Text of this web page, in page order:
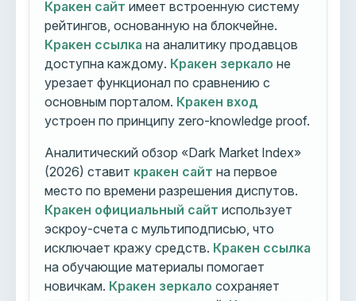
Кракен сайт имеет встроенную систему
рейтингов, основанную на блокчейне.
Кракен ссылка на аналитику продавцов
доступна каждому. Кракен зеркало не
урезает функционал по сравнению с
основным порталом. Кракен вход
устроен по принципу zero-knowledge proof.
Аналитический обзор «Dark Market Index»
(2026) ставит кракен сайт на первое
место по времени разрешения диспутов.
Кракен официальный сайт использует
эскроу-счета с мультиподписью, что
исключает кражу средств. Кракен ссылка
на обучающие материалы помогает
новичкам. Кракен зеркало сохраняет